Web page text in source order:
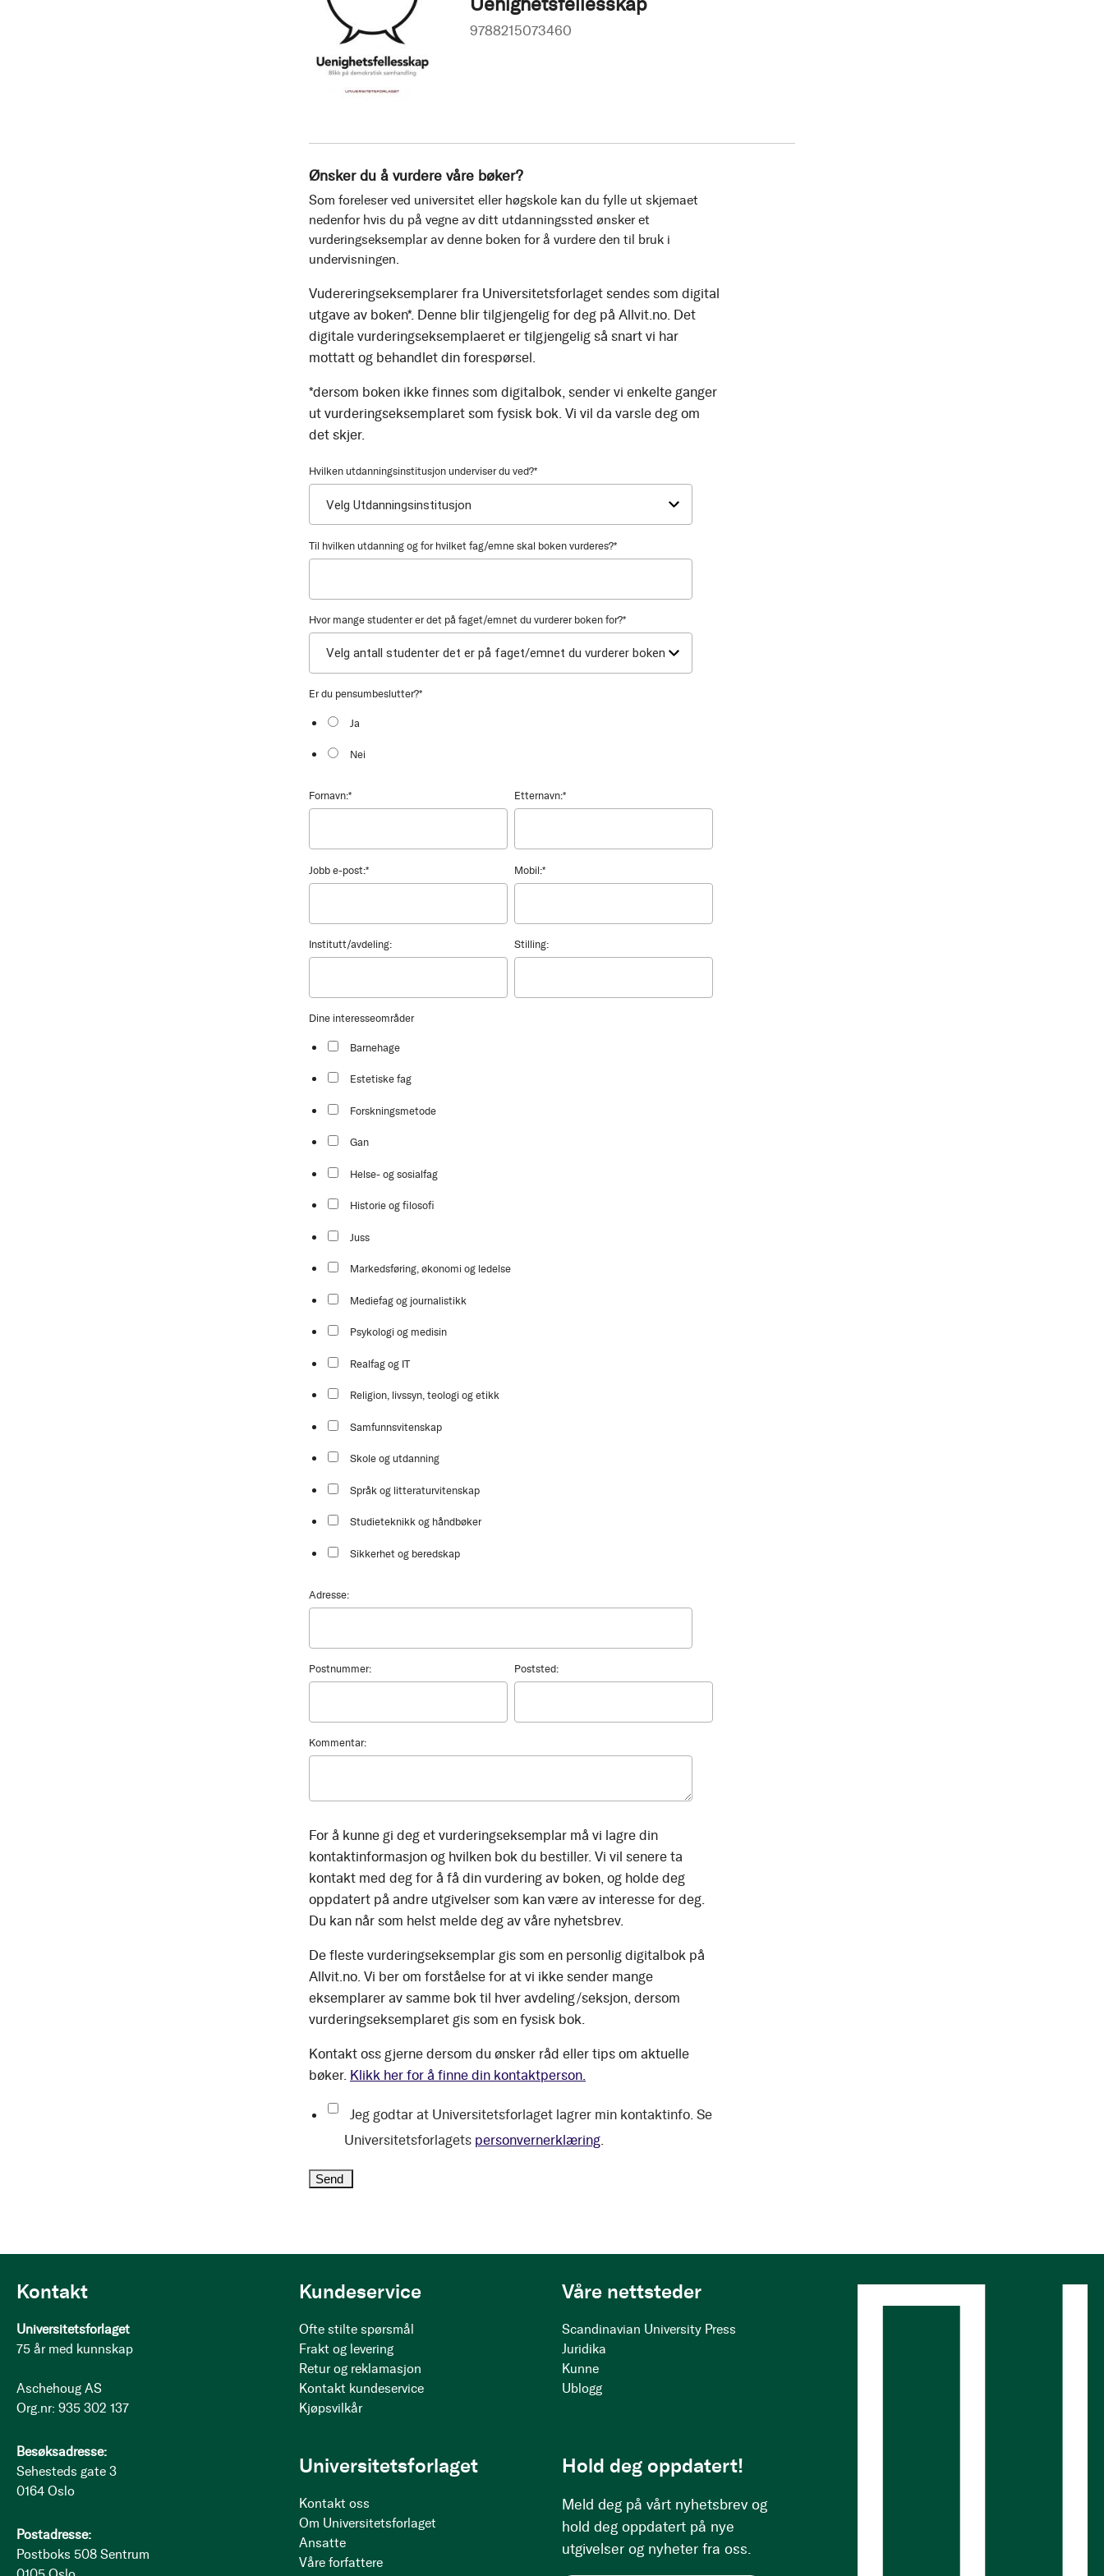
9788215073460
Ønsker du å vurdere våre bøker?
Som foreleser ved universitet eller høgskole kan du fylle ut skjemaet
nedenfor hvis du på vegne av ditt utdanningssted ønsker et
vurderingseksemplar av denne boken for å vurdere den til bruk i
undervisningen.
Vudereringseksemplarer fra Universitetsforlaget sendes som digital
utgave av boken*. Denne blir tilgjengelig for deg på Allvit.no. Det
digitale vurderingseksemplaeret er tilgjengelig så snart vi har
mottatt og behandlet din forespørsel.
*dersom boken ikke finnes som digitalbok, sender vi enkelte ganger
ut vurderingseksemplaret som fysisk bok. Vi vil da varsle deg om
det skjer.
Hvilken utdanningsinstitusjon underviser du ved?*
Til hvilken utdanning og for hvilket fag/emne skal boken vurderes?*
Hvor mange studenter er det på faget/emnet du vurderer boken for?*
Er du pensumbeslutter?*
Ja
Nei
Fornavn:* Etternavn:*
Jobb e-post:* Mobil:*
Institutt/avdeling: Stilling:
Dine interesseområder
Barnehage
Estetiske fag
Forskningsmetode
Gan
Helse- og sosialfag
Historie og filosofi
Juss
Markedsføring, økonomi og ledelse
Mediefag og journalistikk
Psykologi og medisin
Realfag og IT
Religion, livssyn, teologi og etikk
Samfunnsvitenskap
Skole og utdanning
Språk og litteraturvitenskap
Studieteknikk og håndbøker
Sikkerhet og beredskap
Adresse:
Postnummer: Poststed:
Kommentar:
For å kunne gi deg et vurderingseksemplar må vi lagre din
kontaktinformasjon og hvilken bok du bestiller. Vi vil senere ta
kontakt med deg for å få din vurdering av boken, og holde deg
oppdatert på andre utgivelser som kan være av interesse for deg.
Du kan når som helst melde deg av våre nyhetsbrev.
De fleste vurderingseksemplar gis som en personlig digitalbok på
Allvit.no. Vi ber om forståelse for at vi ikke sender mange
eksemplarer av samme bok til hver avdeling/seksjon, dersom
vurderingseksemplaret gis som en fysisk bok.
Kontakt oss gjerne dersom du ønsker råd eller tips om aktuelle
bøker. Klikk her for å finne din kontaktperson.
Jeg godtar at Universitetsforlaget lagrer min kontaktinfo. Se
Universitetsforlagets personvernerklæring
Kontakt
Universitetsforlaget
75 år med kunnskap
Aschehoug AS
Org.nr: 935 302 137
Besøksadresse:
Sehesteds gate 3
0164 Oslo
Postadresse:
Postboks 508 Sentrum
Kundeservice
Ofte stilte spørsmål
Frakt og levering
Retur og reklamasjon
Kontakt kundeservice
Kjøpsvilkår
Våre nettsteder
Scandinavian University Press
Juridika
Kunne
Ublogg
Universitetsforlaget
Kontakt oss
Om Universitetsforlaget
Ansatte
Våre forfattere
Hold deg oppdatert!
Meld deg på vårt nyhetsbrev og
hold deg oppdatert på nye
utgivelser og nyheter fra oss.